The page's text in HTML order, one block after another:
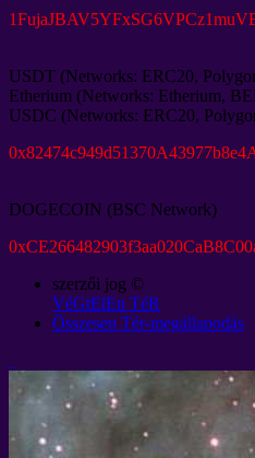
1
USDT (Networks: ERC20,
Etherium (Networks: Etherium,
USDC (Networks: ERC20,
0
DOGECOIN (BSC Network)
0
szerzői jog ©
VéGtElEn TéR
Összesen Tér-megállapodás